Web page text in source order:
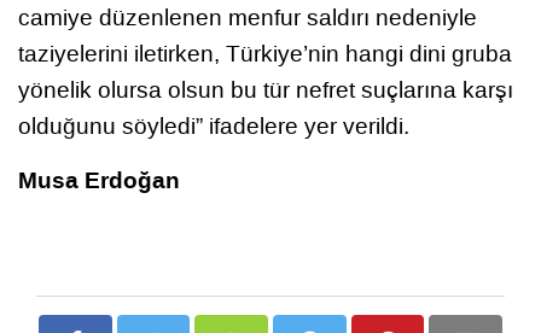
camiye düzenlenen menfur saldırı nedeniyle
taziyelerini iletirken, Türkiye’nin hangi dini gruba
yönelik olursa olsun bu tür nefret suçlarına karşı
olduğunu söyledi” ifadelere yer verildi.
Musa Erdoğan